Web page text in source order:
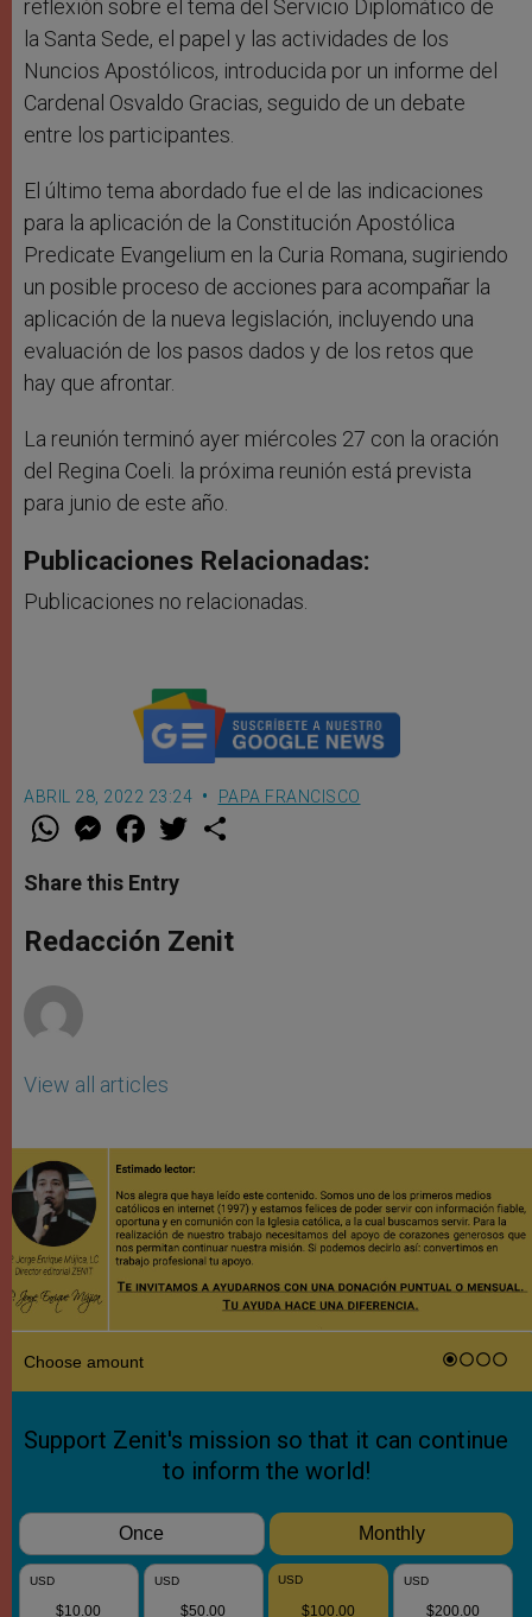
reflexión sobre el tema del Servicio Diplomático de
la Santa Sede, el papel y las actividades de los
Nuncios Apostólicos, introducida por un informe del
Cardenal Osvaldo Gracias, seguido de un debate
entre los participantes.
El último tema abordado fue el de las indicaciones
para la aplicación de la Constitución Apostólica
Predicate Evangelium en la Curia Romana, sugiriendo
un posible proceso de acciones para acompañar la
aplicación de la nueva legislación, incluyendo una
evaluación de los pasos dados y de los retos que
hay que afrontar.
La reunión terminó ayer miércoles 27 con la oración
del Regina Coeli. la próxima reunión está prevista
para junio de este año.
Publicaciones Relacionadas:
Publicaciones no relacionadas.
ABRIL 28, 2022 23:24 PAPA FRANCISCO
W
t
s
p
p
M
e
s
e
g
e
F
a
e
b
o
k
w
r
Share this Entry
Redacción Zenit
View all articles